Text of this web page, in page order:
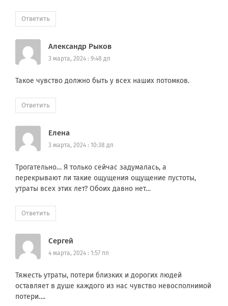
Ответить
Александр Рыков
3 марта, 2024 : 9:48 дп
Такое чувство должно быть у всех наших потомков.
Ответить
Елена
3 марта, 2024 : 10:38 дп
Трогательно… Я только сейчас задумалась, а
перекрывают ли такие ощущения ощущение пустоты,
утраты всех этих лет? Обоих давно нет…
Ответить
Сергей
4 марта, 2024 : 1:57 пп
Тяжесть утраты, потери близких и дорогих людей
оставляет в душе каждого из нас чувство невосполнимой
потери….